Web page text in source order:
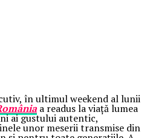
în ultimul weekend al lunii
a readus la viață lumea
ai gustului autentic,
unor meserii transmise din